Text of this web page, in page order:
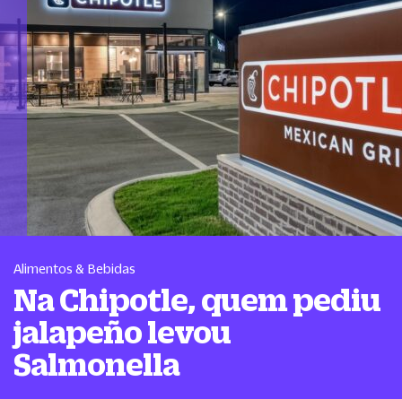
Alimentos & Bebidas
Na Chipotle, quem pediu
jalapeño levou
Salmonella